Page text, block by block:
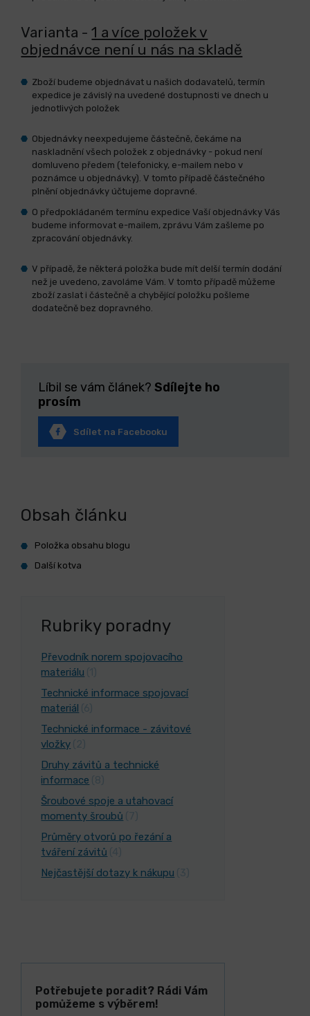
Varianta -1 a více položek v
objednávce není u nás na skladě
Zboží budeme objednávat u našich dodavatelů, termín
expedice je závislý na uvedené dostupnosti ve dnech u
jednotlivých položek
Objednávky neexpedujeme částečně, čekáme na
naskladnění všech položek z objednávky - pokud není
domluveno předem (telefonicky, e-mailem nebo v
poznámce u objednávky). V tomto případě částečného
plnění objednávky účtujeme dopravné.
O předpokládaném termínu expedice Vaší objednávky Vás
budeme informovat e-mailem, zprávu Vám zašleme po
zpracování objednávky.
V případě, že některá položka bude mít delší termín dodání
než je uvedeno, zavoláme Vám. V tomto případě můžeme
zboží zaslat i částečně a chybějící položku pošleme
dodatečně bez dopravného.
Líbil se vám článek?Sdílejte ho
prosím
Sdílet na Facebooku
Obsah článku
Položka obsahu blogu
Další kotva
Rubriky poradny
Převodník norem spojovacího
materiálu
Technické informace spojovací
materiál
Technické informace - závitové
vložky
Druhy závitů a technické
informace
Šroubové spoje a utahovací
momenty šroubů
Průměry otvorů po řezání a
tváření závitů
Nejčastější dotazy k nákupu
Potřebujete poradit? Rádi Vám
pomůžeme s výběrem!